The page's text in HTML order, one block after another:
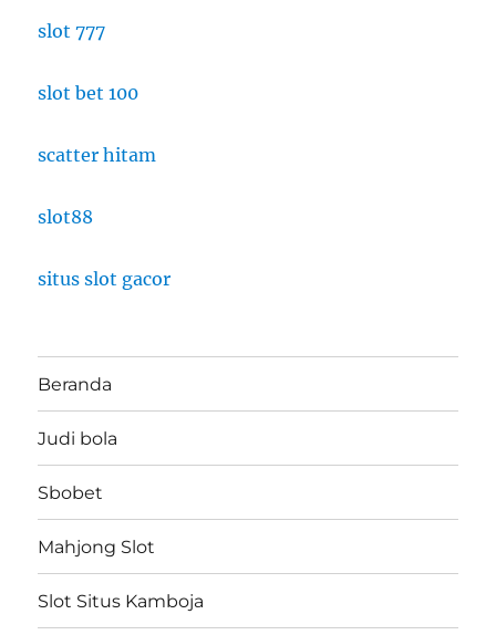
slot 777
slot bet 100
scatter hitam
slot88
situs slot gacor
Beranda
Judi bola
Sbobet
Mahjong Slot
Slot Situs Kamboja